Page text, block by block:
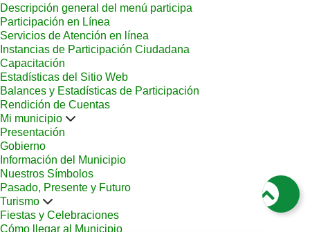
Descripción general del menú participa
Participación en Línea
Servicios de Atención en línea
Instancias de Participación Ciudadana
Capacitación
Estadísticas del Sitio Web
Balances y Estadísticas de Participación
Rendición de Cuentas
Mi municipio
Presentación
Gobierno
Información del Municipio
Nuestros Símbolos
Pasado, Presente y Futuro
Turismo
Fiestas y Celebraciones
Cómo llegar al Municipio